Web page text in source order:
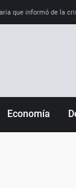
que informó de la
Economía